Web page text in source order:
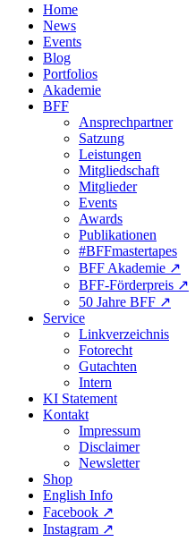
Home
News
Events
Blog
Portfolios
Akademie
BFF
Ansprechpartner
Satzung
Leistungen
Mitgliedschaft
Mitglieder
Events
Awards
Publikationen
#BFFmastertapes
BFF Akademie ↗︎
BFF-Förderpreis ↗︎
50 Jahre BFF ↗︎
Service
Linkverzeichnis
Fotorecht
Gutachten
Intern
KI Statement
Kontakt
Impressum
Disclaimer
Newsletter
Shop
English Info
Facebook ↗︎
Instagram ↗︎